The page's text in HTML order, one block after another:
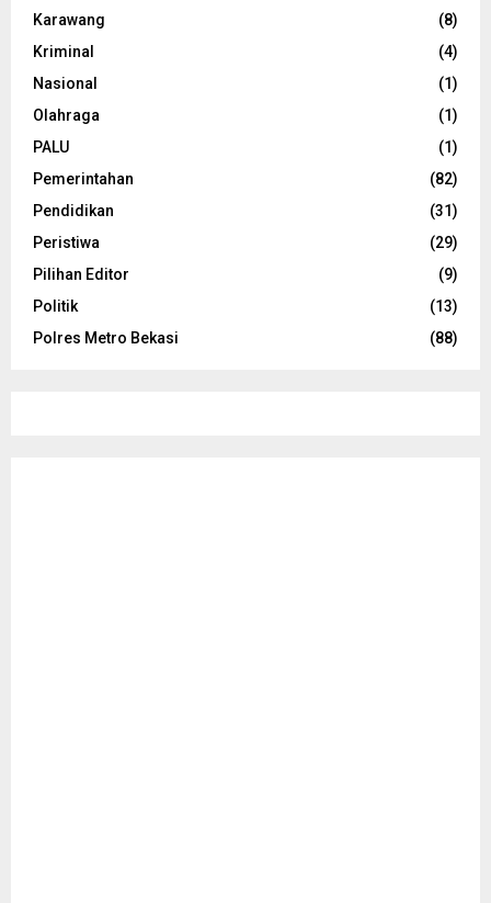
Karawang
(8)
Kriminal
(4)
Nasional
(1)
Olahraga
(1)
PALU
(1)
Pemerintahan
(82)
Pendidikan
(31)
Peristiwa
(29)
Pilihan Editor
(9)
Politik
(13)
Polres Metro Bekasi
(88)